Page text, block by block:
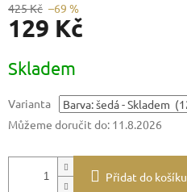
425 Kč –69 %
129 Kč
cena:
Skladem
Varianta
Můžeme doručit do: 11.8.2026
Přidat do košíku